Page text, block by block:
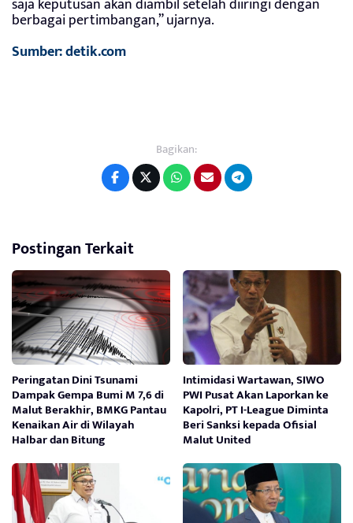
berbagai pertimbangan,” ujarnya.
Sumber: detik.com
Bagikan:
Postingan Terkait
Peringatan Dini Tsunami
Dampak Gempa Bumi M 7,6 di
Malut Berakhir, BMKG Pantau
Kenaikan Air di Wilayah
Halbar dan Bitung
Intimidasi Wartawan, SIWO
PWI Pusat Akan Laporkan ke
Kapolri, PT I-League Diminta
Beri Sanksi kepada Ofisial
Malut United